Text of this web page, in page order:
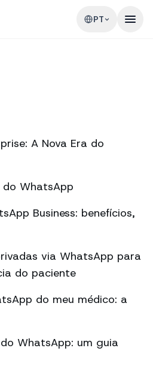
PT
A Nova Era do
WhatsApp
Business: benefícios,
via WhatsApp para
do paciente
do meu médico: a
WhatsApp: um guia